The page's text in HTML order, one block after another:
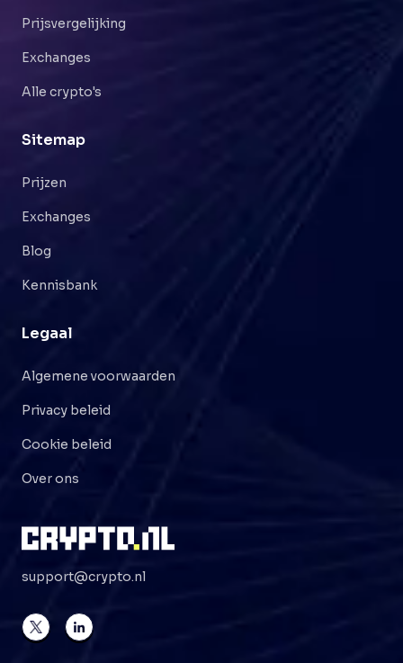
Prijsvergelijking
Exchanges
Alle crypto's
Sitemap
Prijzen
Exchanges
Blog
Kennisbank
Legaal
Algemene voorwaarden
Privacy beleid
Cookie beleid
Over ons
support@crypto.nl